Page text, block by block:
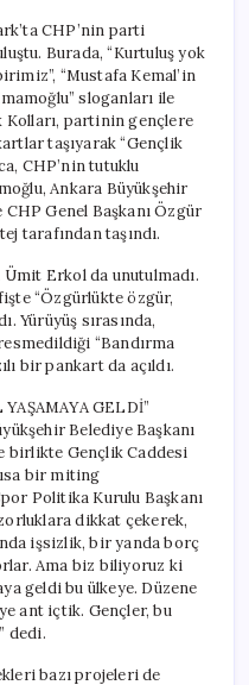
CHP’nin parti
Burada, “Kurtuluş yok
“Mustafa Kemal’in
sloganları ile
Kolları, partinin gençlere
taşıyarak “Gençlik
CHP’nin tutuklu
Ankara Büyükşehir
CHP Genel Başkanı Özgür
tarafından taşındı.
Ümit Erkol da unutulmadı.
“Özgürlükte özgür,
Yürüyüş sırasında,
“Bandırma
bir pankart da açıldı.
GELDİ”
Belediye Başkanı
birlikte Gençlik Caddesi
bir miting
Politika Kurulu Başkanı
zorluklara dikkat çekerek,
işsizlik, bir yanda borç
Ama biz biliyoruz ki
geldi bu ülkeye. Düzene
ant içtik. Gençler, bu
dedi.
bazı projeleri de